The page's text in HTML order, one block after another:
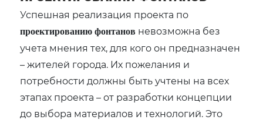
Успешная реализация проекта по
проектированию фонтанов невозможна без
учета мнения тех‚ для кого он предназначен
– жителей города. Их пожелания и
потребности должны быть учтены на всех
этапах проекта – от разработки концепции
до выбора материалов и технологий. Это